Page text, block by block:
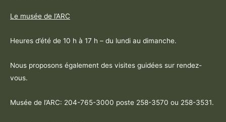
Le musée de l’ARC
Heures d’été de 10 h à 17 h – du lundi au dimanche.
Nous proposons également des visites guidées sur rendez-
vous.
Musée de l’ARC: 204-765-3000 poste 258-3570 ou 258-3531.